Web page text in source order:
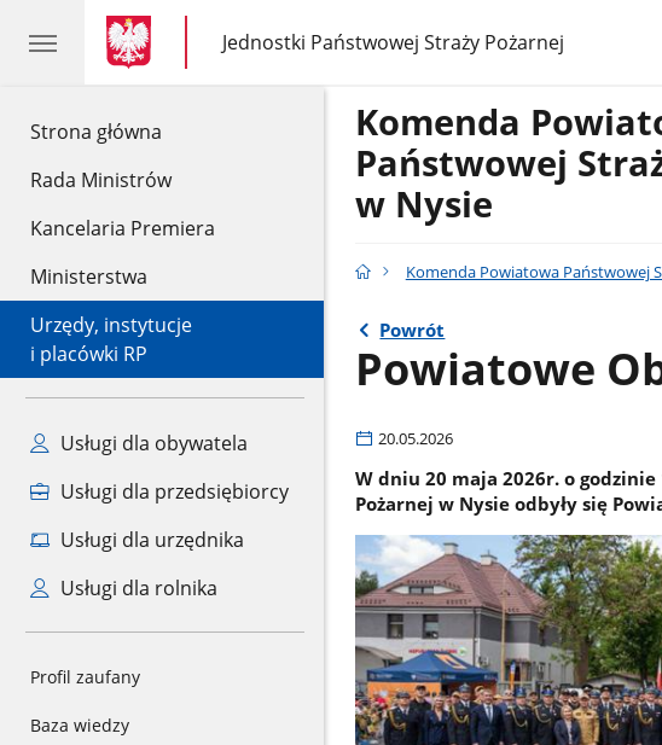
Strona główna
Rada Ministrów
Kancelaria Premiera
Ministerstwa
Urzędy, instytucje
i placówki RP
Usługi dla obywatela
Usługi dla przedsiębiorcy
Usługi dla urzędnika
Usługi dla rolnika
Profil zaufany
Baza wiedzy
gov.pl
gov.pl
Jednostki Państwowej Straży Pożarnej
gov.pl
Jednostki
Państwowej
Komenda
Państwowej
w Nysie
Komenda Powiatowa Państwowej
Powrót
Powiatowe
20.05.2026
W dniu 20 maja 2026r. o
Pożarnej w Nysie odbyły się